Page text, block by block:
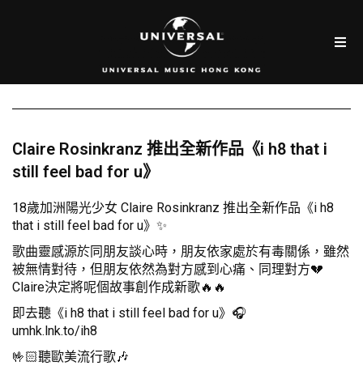
Claire Rosinkranz 推出全新作品《i h8 that i
still feel bad for u》
18歲加洲陽光少女 Claire Rosinkranz 推出全新作品《i h8
that i still feel bad for u》✨
歌曲靈感源於同朋友談心時，朋友依家處於有毒關係，雖然
被無情對待，但朋友依然為對方感到心痛、同理對方💔
Claire決定將呢個故事創作成新歌🔥🔥
即去聽《i h8 that i still feel bad for u》🎧
umhk.lnk.to/ih8
🤟🏻聽歐美流行歌🎶